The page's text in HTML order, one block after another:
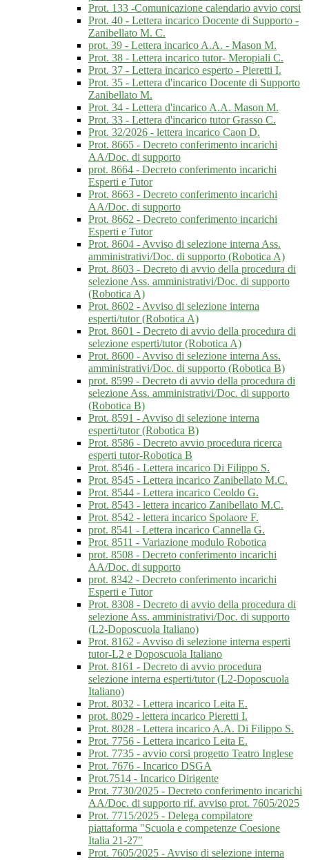
Prot. 133 -Comunicazione calendario avvio corsi
Prot. 40 - Lettera incarico Docente di Supporto -
Zanibellato M. C.
prot. 39 - Lettera incarico A.A. - Mason M.
Prot. 38 - Lettera incarico tutor- Meropiali C.
Prot. 37 - Lettera incarico esperto - Pieretti I.
Prot. 35 - Lettera d'incarico Docente di Supporto
Zanibellato M.
Prot. 34 - Lettera d'incarico A.A. Mason M.
Prot. 33 - Lettera d'incarico tutor Grasso C.
Prot. 32/2026 - lettera incarico Caon D.
Prot. 8665 - Decreto conferimento incarichi
AA/Doc. di supporto
prot. 8664 - Decreto conferimento incarichi
Esperti e Tutor
Prot. 8663 - Decreto conferimento incarichi
AA/Doc. di supporto
Prot. 8662 - Decreto conferimento incarichi
Esperti e Tutor
Prot. 8604 - Avviso di selezione interna Ass.
amministrativi/Doc. di supporto (Robotica A)
Prot. 8603 - Decreto di avvio della procedura di
selezione Ass. amministrativi/Doc. di supporto
(Robotica A)
Prot. 8602 - Avviso di selezione interna
esperti/tutor (Robotica A)
Prot. 8601 - Decreto di avvio della procedura di
selezione esperti/tutor (Robotica A)
Prot. 8600 - Avviso di selezione interna Ass.
amministrativi/Doc. di supporto (Robotica B)
prot. 8599 - Decreto di avvio della procedura di
selezione Ass. amministrativi/Doc. di supporto
(Robotica B)
Prot. 8591 - Avviso di selezione interna
esperti/tutor (Robotica B)
Prot. 8586 - Decreto avvio procedura ricerca
esperti tutor-Robotica B
Prot. 8546 - Lettera incarico Di Filippo S.
Prot. 8545 - Lettera incarico Zanibellato M.C.
Prot. 8544 - Lettera incarico Ceoldo G.
Prot. 8543 - lettera incarico Zanibellato M.C.
Prot. 8542 - lettera incarico Spolaore F.
prot. 8541 - Lettera incarico Cannella G.
Prot. 8511 - Variazione modulo Robotica
prot. 8508 - Decreto conferimento incarichi
AA/Doc. di supporto
prot. 8342 - Decreto conferimento incarichi
Esperti e Tutor
Prot. 8308 - Decreto di avvio della procedura di
selezione Ass. amministrativi/Doc. di supporto
(L2-Doposcuola Italiano)
Prot. 8162 - Avviso di selezione interna esperti
tutor-L2 e Doposcuola Italiano
Prot. 8161 - Decreto di avvio procedura
selezione interna esperti/tutor (L2-Doposcuola
Italiano)
Prot. 8032 - Lettera incarico Leita E.
prot. 8029 - lettera incarico Pieretti I.
Prot. 8028 - Lettera incarico A.A. Di Filippo S.
Prot. 7756 - Lettera incarico Leita E.
Prot. 7735 - avvio corsi progetto Teatro Inglese
Prot. 7676 - Incarico DSGA
Prot.7514 - Incarico Dirigente
Prot. 7730/2025 - Decreto conferimento incarichi
AA/Doc. di supporto rif. avviso prot. 7605/2025
Prot. 7715/2025 - Delega compilatore
piattaforma "Scuola e competenze Coesione
Italia 21-27"
Prot. 7605/2025 - Avviso di selezione interna